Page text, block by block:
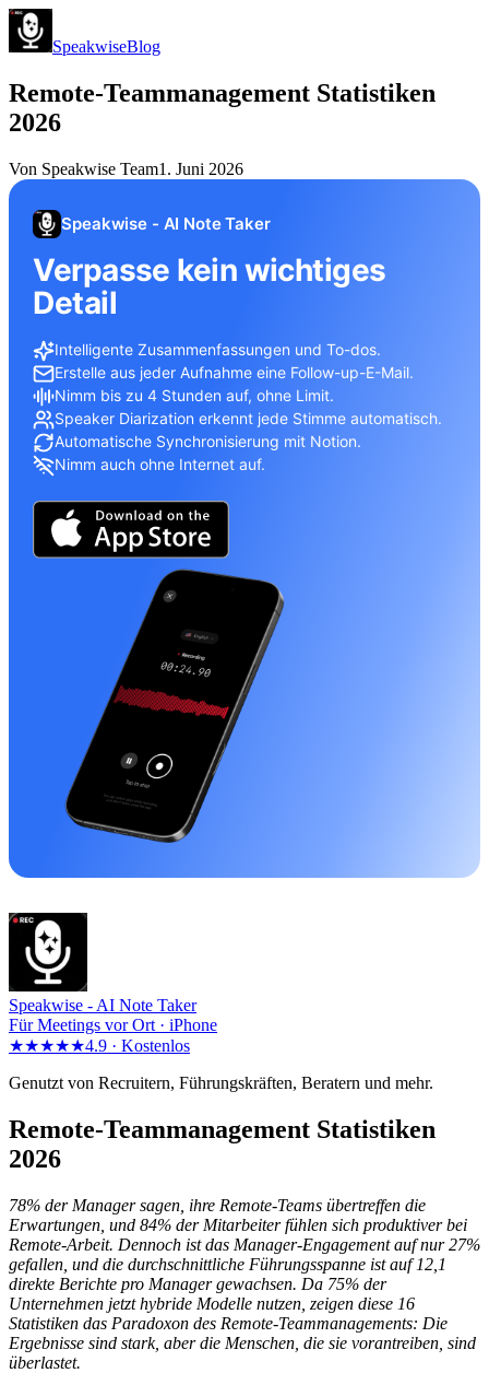
SpeakwiseBlog
Remote-Teammanagement Statistiken
2026
Von Speakwise Team1. Juni 2026
Speakwise - AI Note Taker
Verpasse kein wichtiges
Detail
Intelligente Zusammenfassungen und To-dos.
Erstelle aus jeder Aufnahme eine Follow-up-E-Mail.
Nimm bis zu 4 Stunden auf, ohne Limit.
Speaker Diarization erkennt jede Stimme automatisch.
Automatische Synchronisierung mit Notion.
Nimm auch ohne Internet auf.
Speakwise - AI Note Taker
Für Meetings vor Ort · iPhone
★★★★★4.9 · Kostenlos
Genutzt von Recruitern, Führungskräften, Beratern und mehr.
Remote-Teammanagement Statistiken
2026
78% der Manager sagen, ihre Remote-Teams übertreffen die
Erwartungen, und 84% der Mitarbeiter fühlen sich produktiver bei
Remote-Arbeit. Dennoch ist das Manager-Engagement auf nur 27%
gefallen, und die durchschnittliche Führungsspanne ist auf 12,1
direkte Berichte pro Manager gewachsen. Da 75% der
Unternehmen jetzt hybride Modelle nutzen, zeigen diese 16
Statistiken das Paradoxon des Remote-Teammanagements: Die
Ergebnisse sind stark, aber die Menschen, die sie vorantreiben, sind
überlastet.